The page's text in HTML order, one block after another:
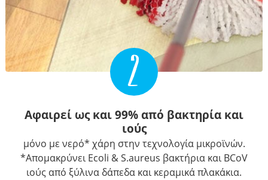
2
Αφαιρεί ως και 99% από βακτηρία και
ιούς
μόνο με νερό* χάρη στην τεχνολογία μικροϊνών.
*Απομακρύνει Ecoli & S.aureus βακτήρια και BCoV
ιούς από ξύλινα δάπεδα και κεραμικά πλακάκια.